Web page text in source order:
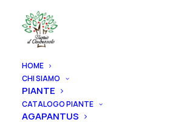
HOME
CHI SIAMO
PIANTE
CATALOGO PIANTE
AGAPANTUS